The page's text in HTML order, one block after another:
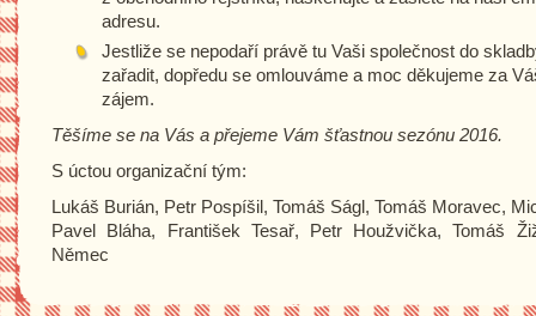
adresu.
Jestliže se nepodaří právě tu Vaši společnost do
zařadit, dopředu se omlouváme a moc děkujeme za
zájem.
Těšíme se na Vás a přejeme Vám šťastnou sezónu 2016.
S úctou organizační tým:
Lukáš Burián, Petr Pospíšil, Tomáš Ságl, Tomáš Moravec,
Pavel Bláha, František Tesař, Petr Houžvička, Tomáš
Němec